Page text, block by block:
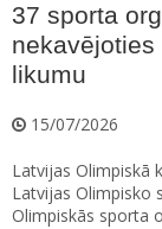
37 sporta
likumu
15/07/2026
Latvijas Olimpiskā
Latvijas Olimpisko
Olimpiskās sporta